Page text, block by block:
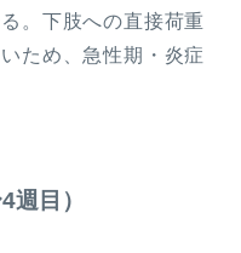
。下肢への直接荷重
ため、急性期・炎症
目）